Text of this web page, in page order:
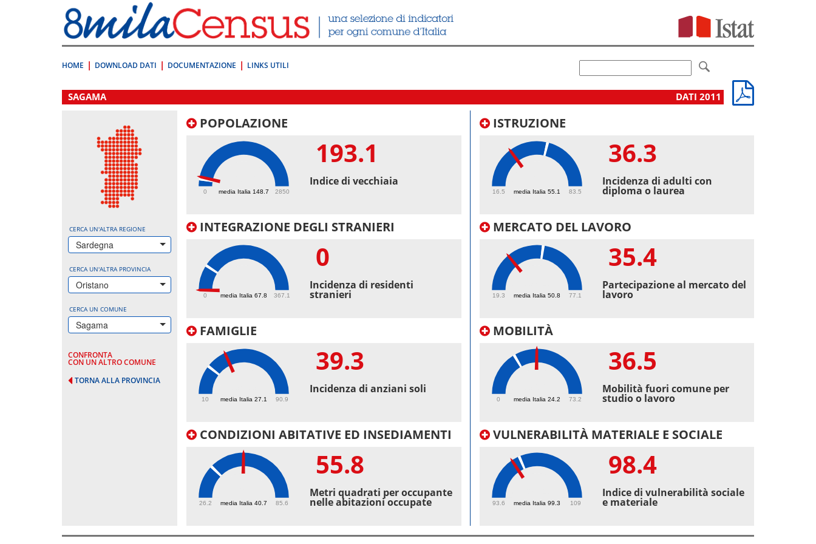
direttamente
a:
Contenuto
HOME DOWNLOAD DATI DOCUMENTAZIONE LINKS UTILI
.
SAGAMA DATI 2011
CERCA UN'ALTRA REGIONE
Sardegna
CERCA UN'ALTRA PROVINCIA
Oristano
CERCA UN COMUNE
Sagama
CONFRONTA
CON UN ALTRO COMUNE
TORNA ALLA PROVINCIA
POPOLAZIONE
media Italia 148.7
0 2850
193.1
Indice di vecchiaia
INTEGRAZIONE DEGLI STRANIERI
media Italia 67.8
0 367.1
0
Incidenza di residenti
stranieri
FAMIGLIE
media Italia 27.1
10 90.9
39.3
Incidenza di anziani soli
CONDIZIONI ABITATIVE ED INSEDIAMENTI
media Italia 40.7
26.2 85.6
55.8
Metri quadrati per occupante
nelle abitazioni occupate
ISTRUZIONE
media Italia 55.1
16.5 83.5
36.3
Incidenza di adulti con
diploma o laurea
MERCATO DEL LAVORO
media Italia 50.8
19.3 77.1
35.4
Partecipazione al mercato del
lavoro
MOBILITÀ
media Italia 24.2
0 73.2
36.5
Mobilità fuori comune per
studio o lavoro
VULNERABILITÀ MATERIALE E SOCIALE
media Italia 99.3
93.6 109
98.4
Indice di vulnerabilità sociale
e materiale